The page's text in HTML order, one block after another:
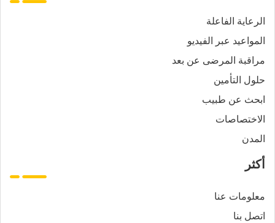
الرعاية الفاعلة
المواعيد عبر الفيديو
مراقبة المرضى عن بعد
حلول التأمين
ابحث عن طبيب
الاختصاصات
المدن
أكثر
معلومات عنا
اتصل بنا